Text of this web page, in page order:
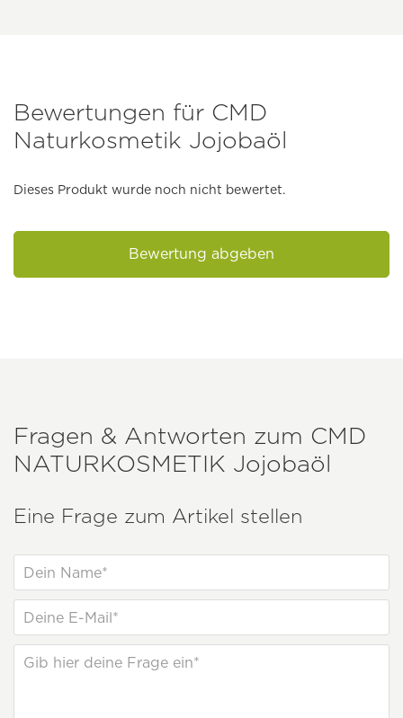
Bewertungen für CMD
Naturkosmetik Jojobaöl
Dieses Produkt wurde noch nicht bewertet.
Bewertung abgeben
Fragen & Antworten zum CMD
NATURKOSMETIK Jojobaöl
Eine Frage zum Artikel stellen